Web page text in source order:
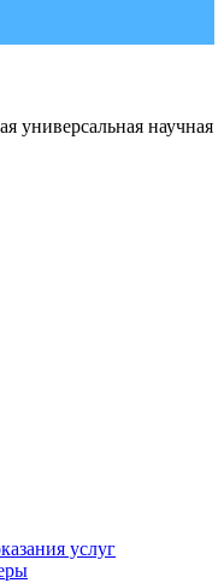
универсальная научная
услуг